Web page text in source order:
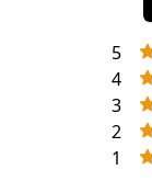
5
4
3
2
1